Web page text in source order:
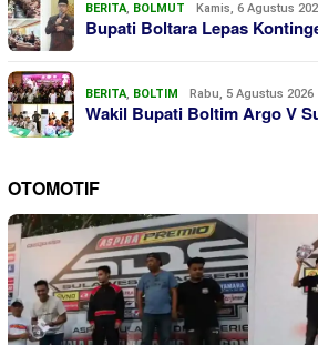
BERITA, BOLMUT Kamis, 6 Agustus
Bupati Boltara Lepas
BERITA, BOLTIM Rabu, 5 Agustus 2026
Wakil Bupati Boltim Argo V
OTOMOTIF